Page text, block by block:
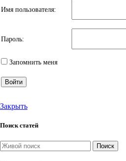
Имя пользователя:
Пароль:
Запомнить меня
Войти
Закрыть
Поиск статей
Поиск